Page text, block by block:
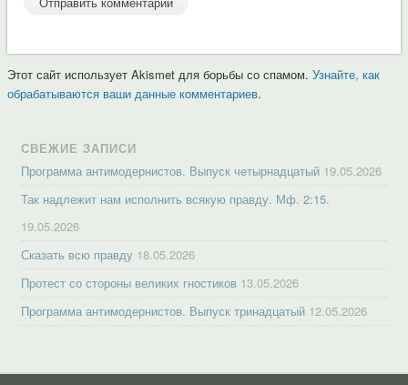
Этот сайт использует Akismet для борьбы со спамом. Узнайте, как
обрабатываются ваши данные комментариев.
СВЕЖИЕ ЗАПИСИ
Программа антимодернистов. Выпуск четырнадцатый 19.05.2026
Так надлежит нам исполнить всякую правду. Мф. 2:15.
19.05.2026
Сказать всю правду 18.05.2026
Протест со стороны великих гностиков 13.05.2026
Программа антимодернистов. Выпуск тринадцатый 12.05.2026